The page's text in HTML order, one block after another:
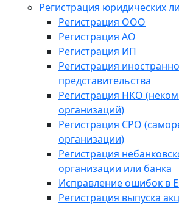
Регистрация юридических
Регистрация ООО
Регистрация АО
Регистрация ИП
Регистрация
представительства
Регистрация НКО
организаций)
Регистрация СРО
организации)
Регистрация
организации или банка
Исправление ошибок в
Регистрация выпуска